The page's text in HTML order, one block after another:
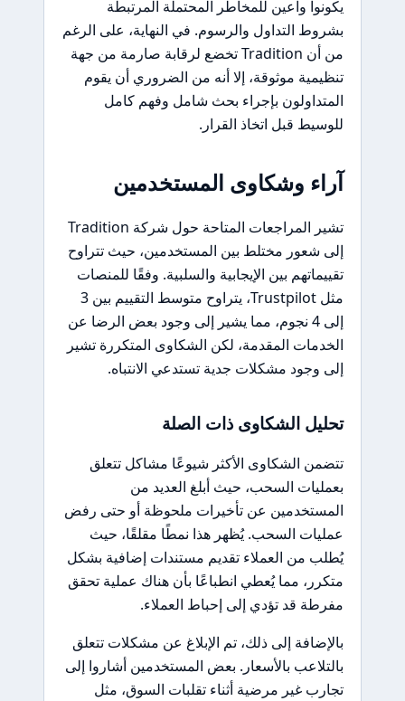
يكونوا واعين للمخاطر المحتملة المرتبطة
بشروط التداول والرسوم. في النهاية، على الرغم
من أن Tradition تخضع لرقابة صارمة من جهة
تنظيمية موثوقة، إلا أنه من الضروري أن يقوم
المتداولون بإجراء بحث شامل وفهم كامل
للوسيط قبل اتخاذ القرار.
آراء وشكاوى المستخدمين
تشير المراجعات المتاحة حول شركة Tradition
إلى شعور مختلط بين المستخدمين، حيث تتراوح
تقييماتهم بين الإيجابية والسلبية. وفقًا للمنصات
مثل Trustpilot، يتراوح متوسط التقييم بين 3
إلى 4 نجوم، مما يشير إلى وجود بعض الرضا عن
الخدمات المقدمة، لكن الشكاوى المتكررة تشير
إلى وجود مشكلات جدية تستدعي الانتباه.
تحليل الشكاوى ذات الصلة
تتضمن الشكاوى الأكثر شيوعًا مشاكل تتعلق
بعمليات السحب، حيث أبلغ العديد من
المستخدمين عن تأخيرات ملحوظة أو حتى رفض
عمليات السحب. يُظهر هذا نمطًا مقلقًا، حيث
يُطلب من العملاء تقديم مستندات إضافية بشكل
متكرر، مما يُعطي انطباعًا بأن هناك عملية تحقق
مفرطة قد تؤدي إلى إحباط العملاء.
بالإضافة إلى ذلك، تم الإبلاغ عن مشكلات تتعلق
بالتلاعب بالأسعار. بعض المستخدمين أشاروا إلى
تجارب غير مرضية أثناء تقلبات السوق، مثل